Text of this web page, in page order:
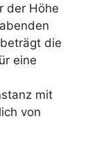
der Höhe
die
eine
mit
von